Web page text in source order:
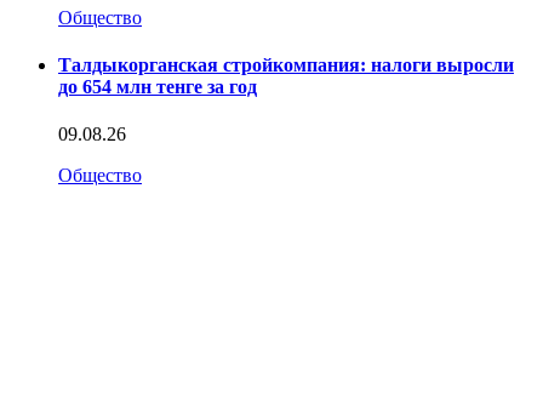
Общество
Талдыкорганская стройкомпания: налоги выросли
до 654 млн тенге за год
09.08.26
Общество